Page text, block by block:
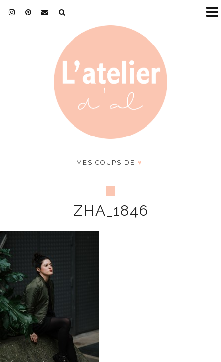
MES COUPS DE ♥
ZHA_1846